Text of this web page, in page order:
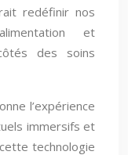
redéfinir nos
et
des soins
l’expérience
immersifs et
technologie